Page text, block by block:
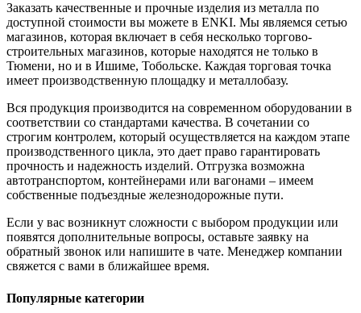
Заказать качественные и прочные изделия из металла по
доступной стоимости вы можете в ENKI. Мы являемся сетью
магазинов, которая включает в себя несколько торгово-
строительных магазинов, которые находятся не только в
Тюмени, но и в Ишиме, Тобольске. Каждая торговая точка
имеет производственную площадку и металлобазу.
Вся продукция производится на современном оборудовании в
соответствии со стандартами качества. В сочетании со
строгим контролем, который осуществляется на каждом этапе
производственного цикла, это дает право гарантировать
прочность и надежность изделий. Отгрузка возможна
автотранспортом, контейнерами или вагонами – имеем
собственные подъездные железнодорожные пути.
Если у вас возникнут сложности с выбором продукции или
появятся дополнительные вопросы, оставьте заявку на
обратный звонок или напишите в чате. Менеджер компании
свяжется с вами в ближайшее время.
Популярные категории